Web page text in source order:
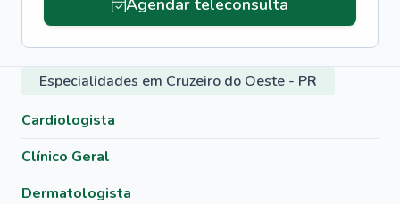
Agendar teleconsulta
Especialidades em Cruzeiro do Oeste - PR
Cardiologista
Clínico Geral
Dermatologista